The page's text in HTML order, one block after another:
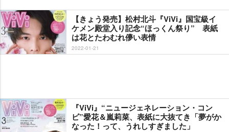
【きょう発売】松村北斗『ViVi』国宝級イ
ケメン殿堂入り記念“ほっくん祭り” 表紙
は花とたわむれ儚い表情
2022-01-21
『ViVi』“ニュージェネレーション・コン
ビ”愛花＆嵐莉菜、表紙に大抜てき「夢がか
なった！って、うれしすぎました」